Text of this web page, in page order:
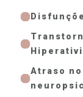
Atraso